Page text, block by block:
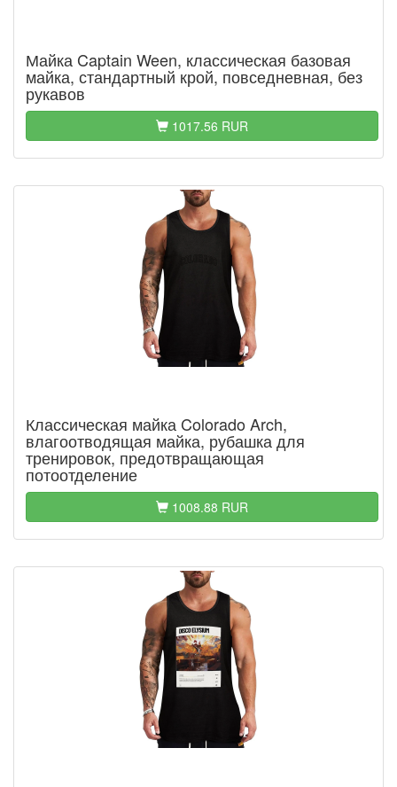
Майка Captain Ween, классическая базовая
майка, стандартный крой, повседневная, без
рукавов
1017.56 RUR
Классическая майка Colorado Arch,
влагоотводящая майка, рубашка для
тренировок, предотвращающая
потоотделение
1008.88 RUR